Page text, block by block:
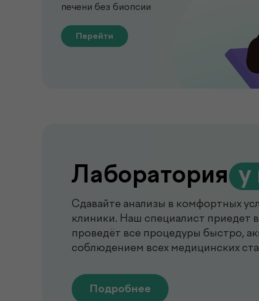
печени без биопсии
Сдавайте анализы в комфортных
клиники. Наш специалист приедет
проведёт все процедуры быстро,
соблюдением всех медицинских
Подробнее
Лаборатория.у
Перейти